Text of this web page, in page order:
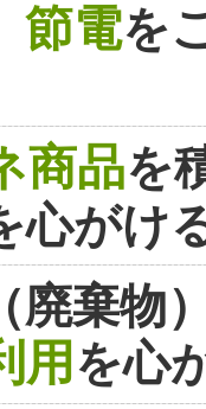
節電を
商品を
心がけ
廃棄物
用を心